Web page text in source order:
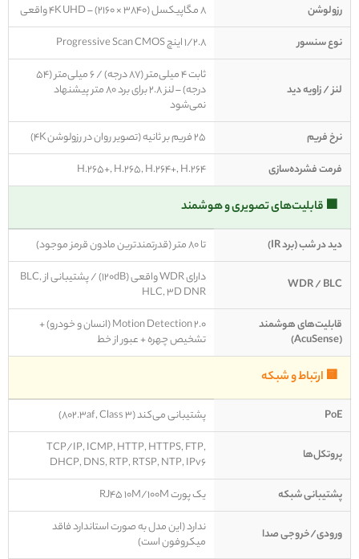
رزولوشن
8 مگاپیکسل (3840 × 2160) – 4K UHD واقعی
نوع سنسور
1/2.8 اینچ Progressive Scan CMOS
لنز / زاویه دید
ثابت 4 میلی‌متر (87 درجه) / 6 میلی‌متر (54
درجه) – لنز 2.8 برای برد 80 متر پیشنهاد
نمی‌شود
نرخ فریم
25 فریم بر ثانیه (تصویر روان در رزولوشن 4K)
فرمت فشرده‌سازی
H.265+, H.265, H.264+, H.264
🟩 قابلیت‌های تصویری و هوشمند
دید در شب (برد IR) تا 80 متر (قدرتمندترین مادون قرمز موجود)
WDR / BLC
دارای WDR واقعی (120dB) / پشتیبانی از BLC,
HLC, 3D DNR
قابلیت‌های هوشمند
(AcuSense)
Motion Detection 2.0 (انسان و خودرو) +
تشخیص چهره + عبور از خط
🟨 ارتباط و شبکه
PoE پشتیبانی می‌کند (802.3af, Class 3)
پروتکل‌ها
TCP/IP, ICMP, HTTP, HTTPS, FTP,
DHCP, DNS, RTP, RTSP, NTP, IPv6
پشتیبانی شبکه
یک پورت RJ45 10M/100M
ورودی/خروجی صدا
ندارد (این مدل به صورت استاندارد فاقد
میکروفون است)